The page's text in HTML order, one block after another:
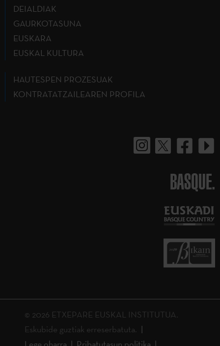
DEIALDIAK
GAURKOTASUNA
EUSKARA
EUSKAL KULTURA
HAUTESPEN PROZESUAK
KONTRATATZAILEAREN PROFILA
BASQUE.
© 2026 ETXEPARE EUSKAL INSTITUTUA.
Eskubide guztiak erreserbatuta.
Lege oharra
Pribatutasun politika